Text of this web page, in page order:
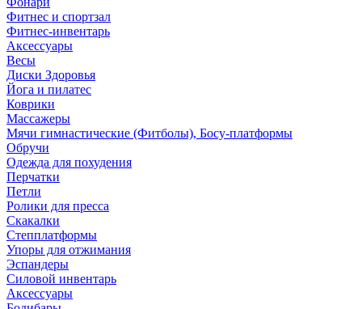
Фитнес и спортзал
Фитнес-инвентарь
Аксессуары
Весы
Диски Здоровья
Йога и пилатес
Коврики
Массажеры
Мячи гимнастические (Фитболы), Босу-платформы
Обручи
Одежда для похудения
Перчатки
Петли
Ролики для пресса
Скакалки
Степплатформы
Упоры для отжимания
Эспандеры
Силовой инвентарь
Аксессуары